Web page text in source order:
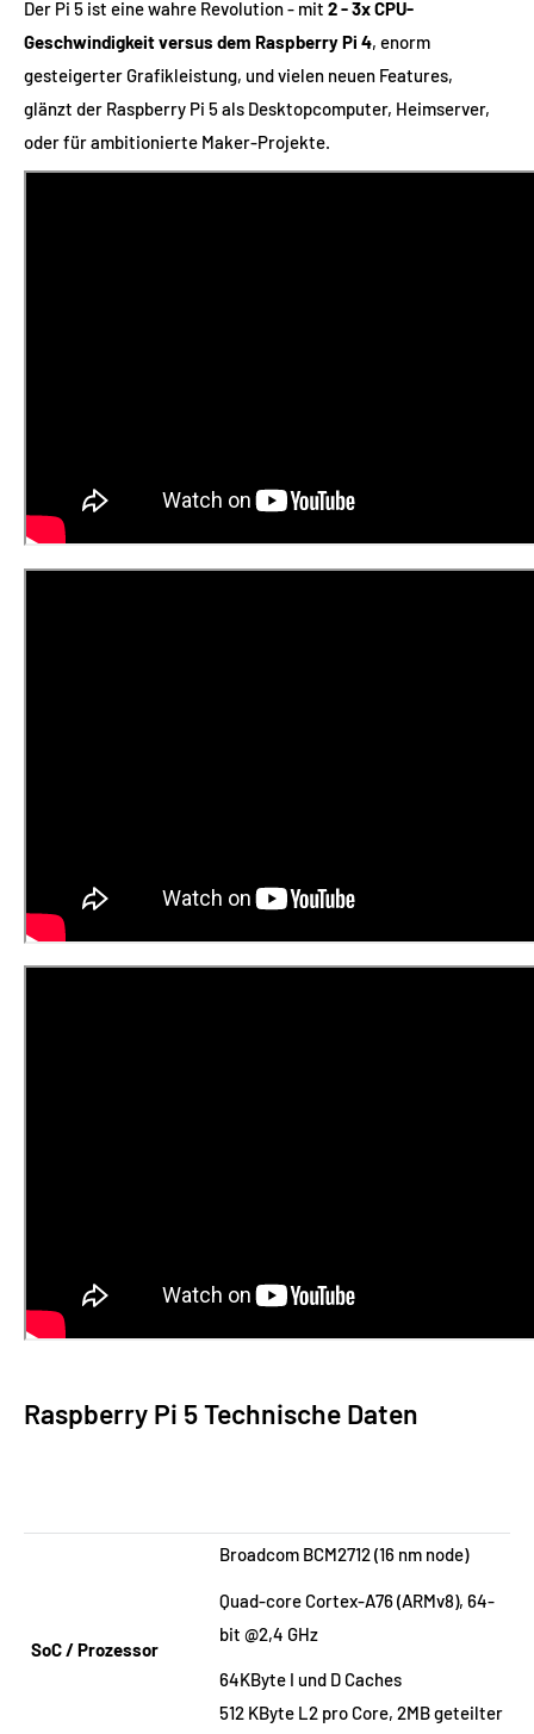
Der Pi 5 ist eine wahre Revolution - mit 2 - 3x CPU-
Geschwindigkeit versus dem Raspberry Pi 4, enorm
gesteigerter Grafikleistung, und vielen neuen Features,
glänzt der Raspberry Pi 5 als Desktopcomputer, Heimserver,
oder für ambitionierte Maker-Projekte.
Raspberry Pi 5 Technische Daten
SoC / Prozessor
Broadcom BCM2712 (16 nm node)
Quad-core Cortex-A76 (ARMv8), 64-
bit @2,4 GHz
64KByte I und D Caches
512 KByte L2 pro Core, 2MB geteilter